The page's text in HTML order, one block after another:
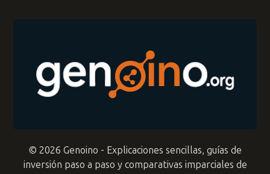
© 2026 Genoino - Explicaciones sencillas, guías de
inversión paso a paso y comparativas imparciales de